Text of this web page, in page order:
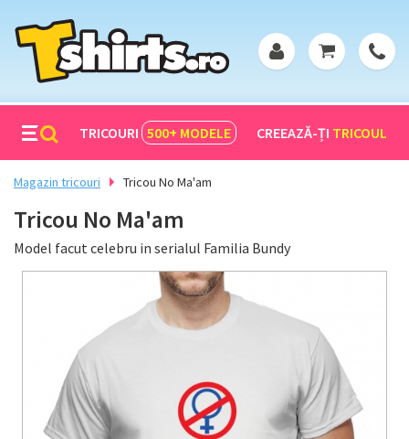
TRICOURI 500+ MODELE CREEAZĂ-ȚI TRICOUL
Magazin tricouri Tricou No Ma'am
Tricou No Ma'am
Model facut celebru in serialul Familia Bundy